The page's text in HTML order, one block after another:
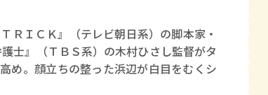
ＲＩＣＫ』（テレビ朝日系）の脚本家・
士』（ＴＢＳ系）の木村ひさし監督がタ
め。顔立ちの整った浜辺が白目をむくシ